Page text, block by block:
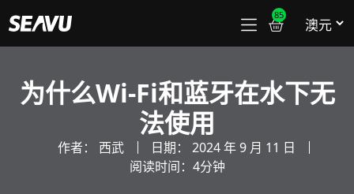
85
为什么Wi-Fi和蓝牙在水下无
法使用
作者： 西武 日期： 2024 年 9 月 11 日
阅读时间：4分钟